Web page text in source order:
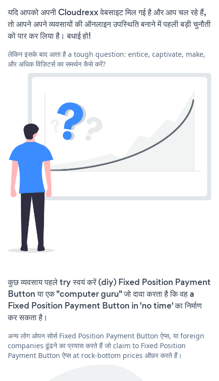
यदि आपको अपनी Cloudrexx वेबसाइट मिल गई है और आप चल रहे हैं,
तो आपने अपने व्यवसायों की ऑनलाइन उपस्थिति बनाने में पहली बड़ी चुनौती
को पार कर लिया है। बधाई हो!
लेकिन इसके बाद आता है a tough question: entice, captivate, make,
और अधिक विज़िटर्स का समर्थन कैसे करें?
कुछ व्यवसाय पहले try स्वयं करें (diy) Fixed Position Payment
Button या एक "computer guru" जो दावा करता है कि वह a
Fixed Position Payment Button in 'no time' का निर्माण
कर सकता है।
अन्य लोग ओपन सोर्स Fixed Position Payment Button ऐप्स, या foreign
companies ढूंढने का प्रयास करते हैं जो claim to Fixed Position
Payment Button ऐप्स at rock-bottom prices ऑफ़र करते हैं।